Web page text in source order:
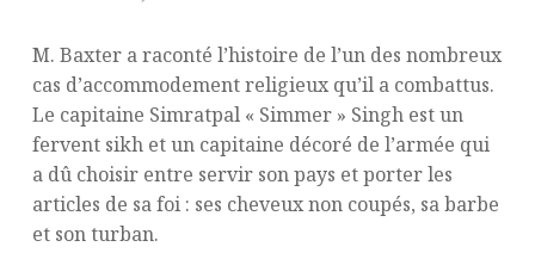
M. Baxter a raconté l’histoire de l’un des nombreux
cas d’accommodement religieux qu’il a combattus.
Le capitaine Simratpal « Simmer » Singh est un
fervent sikh et un capitaine décoré de l’armée qui
a dû choisir entre servir son pays et porter les
articles de sa foi : ses cheveux non coupés, sa barbe
et son turban.